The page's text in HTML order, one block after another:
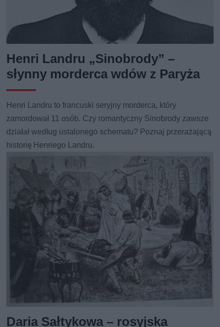
Henri Landru „Sinobrody” –
słynny morderca wdów z Paryża
Henri Landru to francuski seryjny morderca, który
zamordował 11 osób. Czy romantyczny Sinobrody zawsze
działał według ustalonego schematu? Poznaj przerażającą
historię Henriego Landru.
Daria Sałtykowa – rosyjska